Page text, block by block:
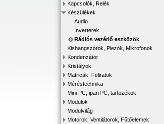
Kapcsolók, Relék
Készülékek
Audio
Inverterek
Rádiós vezérlő eszközök
Kishangszórók, Piezók, Mikrofonok
Kondenzátor
Kristályok
Matricák, Feliratok
Méréstechnika
Mini PC, ipari PC, tartozékok
Modulok
Modulvilág
Motorok, Ventilátorok, Fűtőelemek